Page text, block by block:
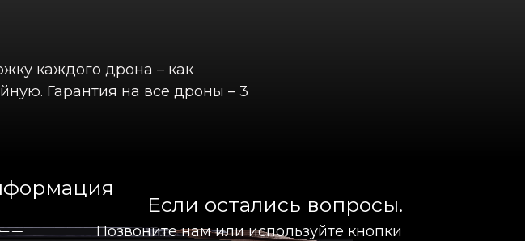
каждого дрона – как
Гарантия на все дроны – 3
Если остались вопросы.
Позвоните нам или используйте кнопки